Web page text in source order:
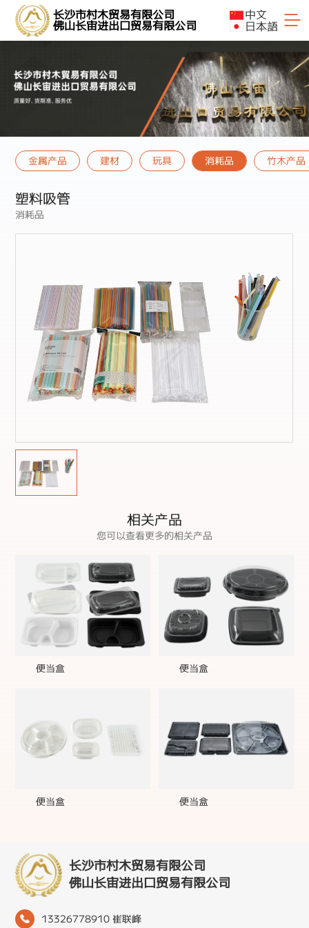
长沙市村木贸易有限公司
佛山长宙进出口贸易有限公司
中文
日本語
金属产品 建材 玩具 消耗品 竹木产品
塑料吸管
消耗品
相关产品
您可以查看更多的相关产品
便当盒 便当盒
便当盒 便当盒
长沙市村木贸易有限公司
佛山长宙进出口贸易有限公司
13326778910 崔联峰